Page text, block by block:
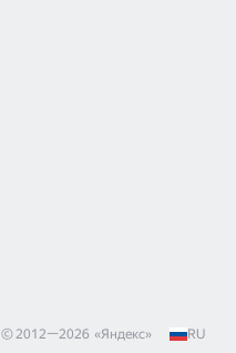
© 2012—2026 «Яндекс» RU